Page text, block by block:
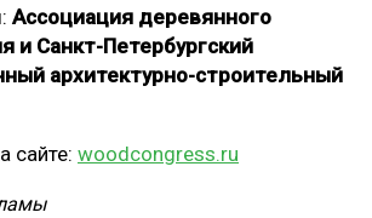
Ассоциация деревянного
и Санкт-Петербургский
архитектурно-строительный
сайте: woodcongress.ru